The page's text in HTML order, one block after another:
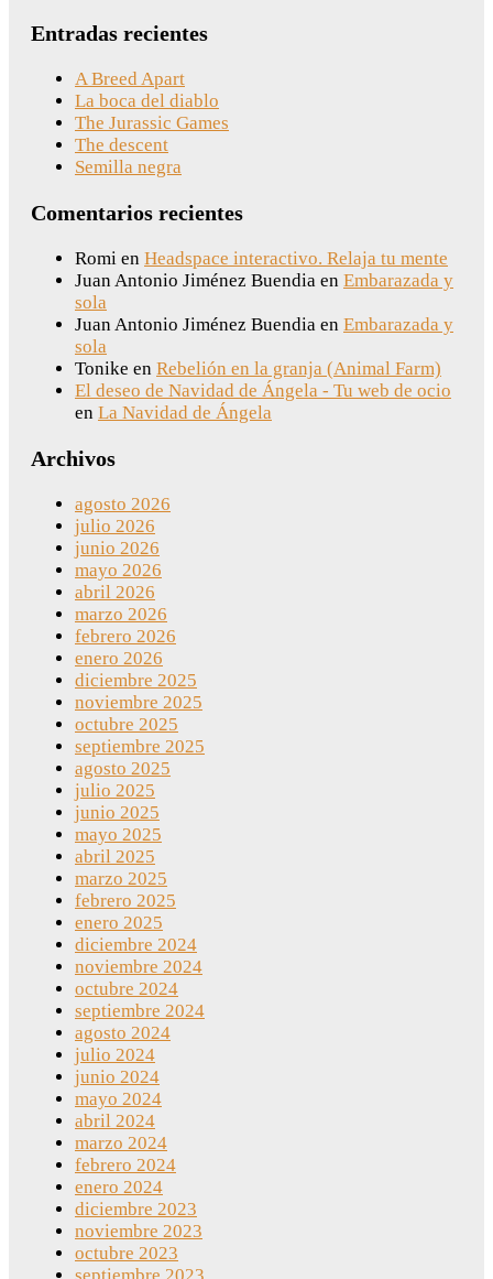
Entradas recientes
A Breed Apart
La boca del diablo
The Jurassic Games
The descent
Semilla negra
Comentarios recientes
Romi en Headspace interactivo. Relaja tu mente
Juan Antonio Jiménez Buendia en Embarazada y
sola
Juan Antonio Jiménez Buendia en Embarazada y
sola
Tonike en Rebelión en la granja (Animal Farm)
El deseo de Navidad de Ángela - Tu web de ocio
en La Navidad de Ángela
Archivos
agosto 2026
julio 2026
junio 2026
mayo 2026
abril 2026
marzo 2026
febrero 2026
enero 2026
diciembre 2025
noviembre 2025
octubre 2025
septiembre 2025
agosto 2025
julio 2025
junio 2025
mayo 2025
abril 2025
marzo 2025
febrero 2025
enero 2025
diciembre 2024
noviembre 2024
octubre 2024
septiembre 2024
agosto 2024
julio 2024
junio 2024
mayo 2024
abril 2024
marzo 2024
febrero 2024
enero 2024
diciembre 2023
noviembre 2023
octubre 2023
septiembre 2023